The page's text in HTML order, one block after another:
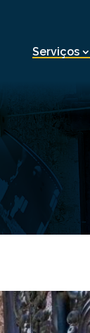
Serviços